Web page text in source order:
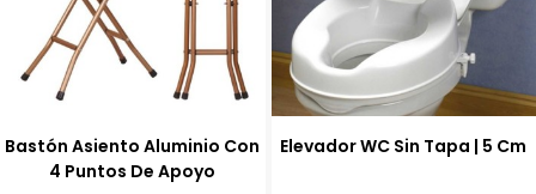
Bastón Asiento Aluminio Con
4 Puntos De Apoyo
Elevador WC Sin Tapa | 5 Cm